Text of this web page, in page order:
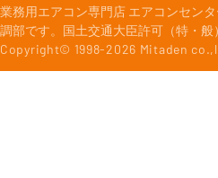
業務用エアコン専門店 エアコンセン
調部です。国土交通大臣許可（特・
Copyright© 1998-2026 Mitaden